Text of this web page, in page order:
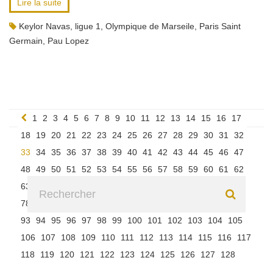
Lire la suite
Keylor Navas ligue 1 Olympique de Marseile Paris Saint
Germain
Pau Lopez
1 2 3 4 5 6 7 8 9 10 11 12 13 14 15 16
17
18
19 20 21 22 23 24 25 26 27 28 29 30 31
32
33
34 35 36 37 38 39 40 41 42 43 44 45 46
47
48
49 50 51 52 53 54 55 56 57 58 59 60 61
62
63
78
93
94 95 96 97 98 99 100 101 102 103 104
105
106
107 108 109 110 111 112 113 114 115 116
117
118
119 120 121 122 123 124 125 126 127
128